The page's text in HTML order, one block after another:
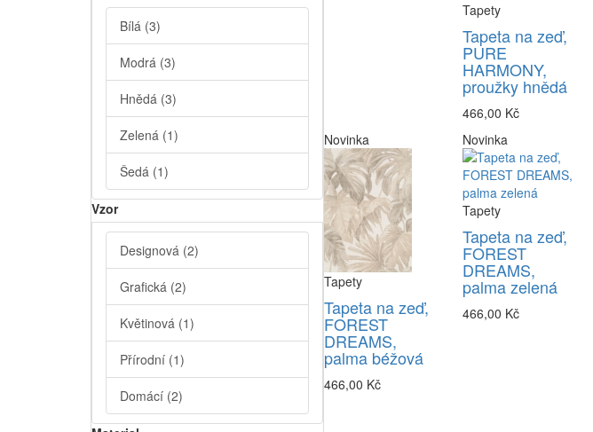
Bílá (3)
Modrá (3)
Hnědá (3)
Zelená (1)
Šedá (1)
Vzor
Designová (2)
Grafická (2)
Květinová (1)
Přírodní (1)
Domácí (2)
Tapety
Tapeta na zeď,
PURE
HARMONY,
proužky hnědá
466,00 Kč
Novinka
Tapety
Tapeta na zeď,
FOREST
DREAMS,
palma béžová
466,00 Kč
Novinka
Tapety
Tapeta na zeď,
FOREST
DREAMS,
palma zelená
466,00 Kč